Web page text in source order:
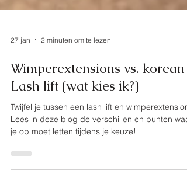
27 jan 2 minuten om te lezen
Wimperextensions vs. korean
Lash lift (wat kies ik?)
Twijfel je tussen een lash lift en
je op moet letten tijdens je keuze!